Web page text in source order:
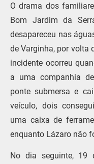
O drama dos
Bom Jardim da
desapareceu nas
de Varginha, por volta
incidente ocorreu
a uma companhia
ponte submersa e
veículo, dois
uma caixa de
enquanto Lázaro não
No dia seguinte, 19